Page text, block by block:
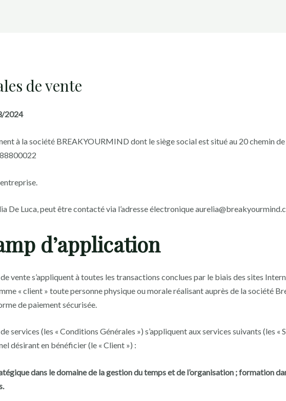
de vente
2024
à la société BREAKYOURMIND dont le siège social est situé au 20 chemin
De Luca, peut être contacté via l’adresse électronique
d’application
vente s’appliquent à toutes les transactions conclues par le biais des sites
« client » toute personne physique ou morale réalisant auprès de la société
de paiement sécurisée.
services (les « Conditions Générales ») s’appliquent aux services suivants (les «
désirant en bénéficier (le « Client ») :
dans le domaine de la gestion du temps et de l’organisation ; formation